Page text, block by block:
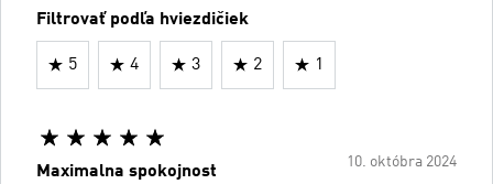
Filtrovať podľa hviezdičiek
5 4 3 2 1
10. októbra 2024
Maximalna spokojnost